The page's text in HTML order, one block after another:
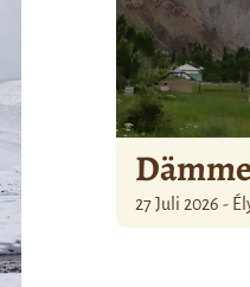
27 Juli 2026 -